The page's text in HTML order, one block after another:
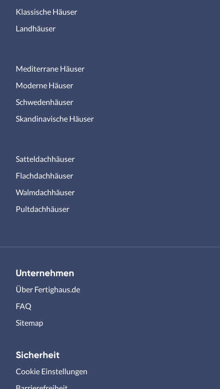
Klassische Häuser
Landhäuser
Mediterrane Häuser
Moderne Häuser
Schwedenhäuser
Skandinavische Häuser
Satteldachhäuser
Flachdachhäuser
Walmdachhäuser
Pultdachhäuser
Unternehmen
Über Fertighaus.de
FAQ
Sitemap
Sicherheit
Cookie Einstellungen